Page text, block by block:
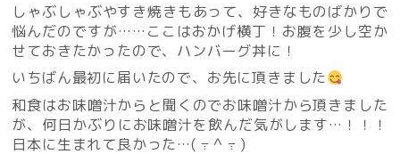
しゃぶしゃぶやすき焼きもあって、好きなものばかりで
悩んだのですが……ここはおかげ横丁！お腹を少し空か
せておきたかったので、ハンバーグ丼に！
いちばん最初に届いたので、お先に頂きました
和食はお味噌汁からと聞くのでお味噌汁から頂きました
が、何日かぶりにお味噌汁を飲んだ気がします…！！！
日本に生まれて良かった…( ߹ ^ ߹ )